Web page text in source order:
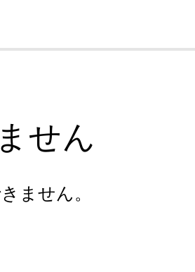
せん
ません。